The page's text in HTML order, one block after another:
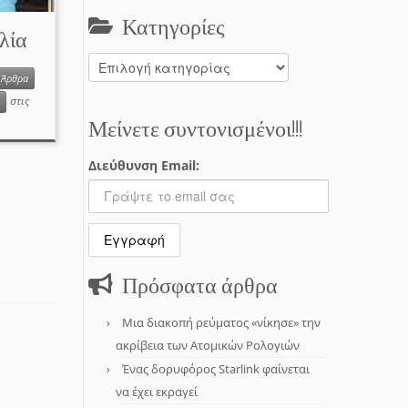
Άρθρα
στις
Κατηγορίες
Κατηγορίες
Μείνετε συντονισμένοι!!!
Διεύθυνση Email:
Πρόσφατα άρθρα
Μια διακοπή ρεύματος «νίκησε» την
ακρίβεια των Ατομικών Ρολογιών
Ένας δορυφόρος Starlink φαίνεται
να έχει εκραγεί